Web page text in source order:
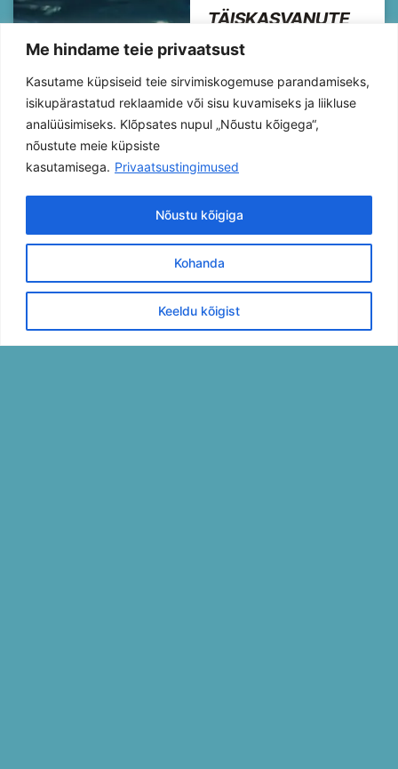
Me hindame teie privaatsust
Kasutame küpsiseid teie sirvimiskogemuse parandamiseks,
isikupärastatud reklaamide või sisu kuvamiseks ja liikluse
analüüsimiseks. Klõpsates nupul „Nõustu kõigega“,
nõustute meie küpsiste
kasutamisega. Privaatsustingimused
Kohanda
Keeldu kõigist
Nõustu kõigiga
TÄISKASVANUTE
Täiskasvanute stiiliõpe
on mõeldud ujujatele,
kes soovivad täiustada
oma ujumisviise,
tõsta veekindlust ning
ökonoomselt.
Treeningud on üles
ehitatud rahulikus,
toetavas tempos, kus
keskendutakse
täpsusele, keha